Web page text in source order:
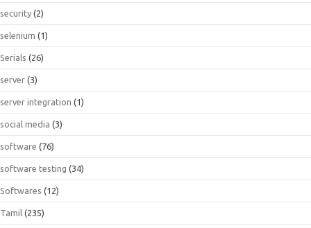
security (2)
selenium (1)
Serials (26)
server (3)
server integration (1)
social media (3)
software (76)
software testing (34)
Softwares (12)
Tamil (235)